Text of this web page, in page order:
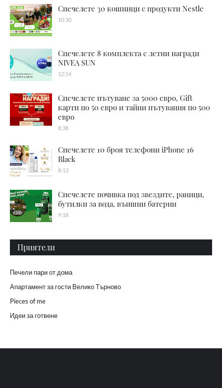
Спечелете 30 кошници с продукти Nestle
10:30
Спечелете 8 комплекта с летни награди
NIVEA SUN
12:54
Спечелете пътуване за 5000 евро, Gift
карти по 50 евро и тайни пътувания по 500
евро
8:38
Спечелете 10 броя телефони iPhone 16
Black
8:13
Спечелете почивка под звездите, раници,
бутилки за вода, външни батерии
9:18
Приятели
Печели пари от дома
Апартамент за гости Велико Търново
Pieces of me
Идеи за готвене